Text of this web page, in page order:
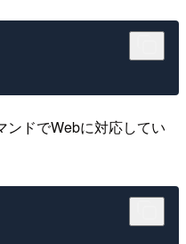
ンドでWebに対応してい